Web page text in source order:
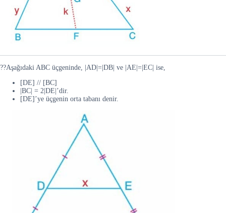
??Aşağıdaki ABC üçgeninde, |AD|=|DB| ve |AE|=|EC| ise,
[DE] // [BC]
|BC| = 2|DE|’dir.
[DE]’ye üçgenin orta tabanı denir.